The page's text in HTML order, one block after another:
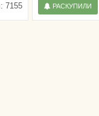
7155 РАСКУПИЛИ